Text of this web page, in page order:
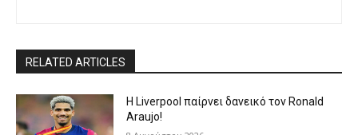
RELATED ARTICLES
Η Liverpool παίρνει δανεικό τον Ronald
Araujo!